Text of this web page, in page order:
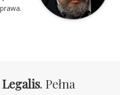
. Pełna